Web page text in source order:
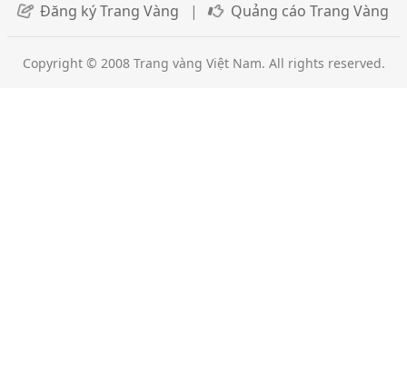
Đăng ký Trang Vàng | Quảng cáo Trang Vàng
Copyright © 2008 Trang vàng Việt Nam. All rights reserved.